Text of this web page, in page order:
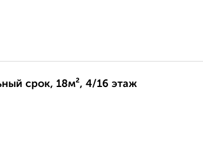
срок, 18м², 4/16 этаж